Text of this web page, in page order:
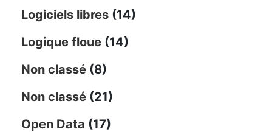
Logiciels libres (14)
Logique floue (14)
Non classé (8)
Non classé (21)
Open Data (17)